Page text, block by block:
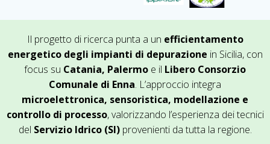
Il progetto di ricerca punta a un efficientamento
energetico degli impianti di depurazione in Sicilia, con
focus su Catania, Palermo e il Libero Consorzio
Comunale di Enna. L’approccio integra
microelettronica, sensoristica, modellazione e
controllo di processo, valorizzando l’esperienza dei tecnici
del Servizio Idrico (SI)provenienti da tutta la regione.